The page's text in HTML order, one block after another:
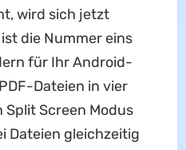
wird sich jetzt
die Nummer eins
für Ihr Android-
Dateien in vier
Split Screen Modus
Dateien gleichzeitig